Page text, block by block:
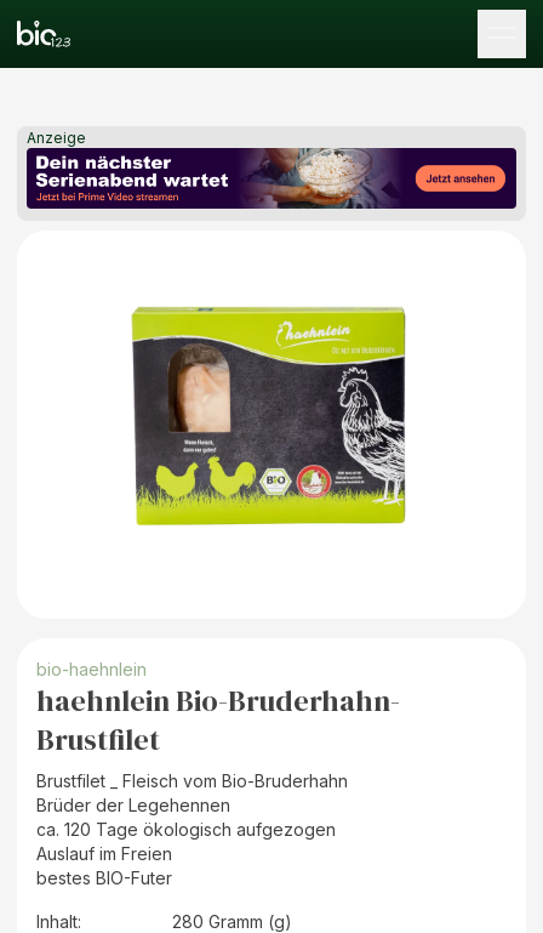
Anzeige
bio-haehnlein
haehnlein Bio-Bruderhahn-
Brustfilet
Brustfilet _ Fleisch vom Bio-Bruderhahn
Brüder der Legehennen
ca. 120 Tage ökologisch aufgezogen
Auslauf im Freien
bestes BIO-Futer
Inhalt:
280 Gramm (g)